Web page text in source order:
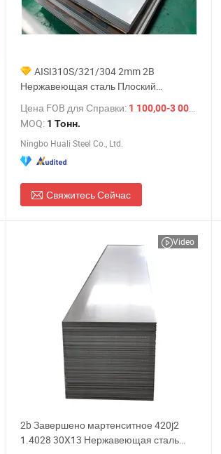
/ Тонн.
AISI310S/321/304 2mm 2B
Нержавеющая сталь Плоский
Индивидуальный заказ
Цена FOB для Справки: 1 100,00-3 000,00 $
MOQ: 1 Тонн.
Ningbo Huali Steel Co., Ltd.
Свяжитесь Сейчас
Video
2b Завершено мартенситное 420j2
1.4028 30X13 Нержавеющая сталь